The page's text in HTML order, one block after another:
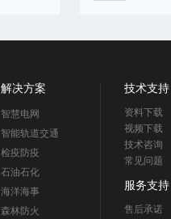
解决方案
智慧电网
智能轨道交通
检疫防疫
石油石化
海洋海事
森林防火
技术支持
资料下载
视频下载
技术咨询
常见问题
服务支持
售后承诺